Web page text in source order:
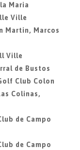
Maria
Ville
Martin, Marcos
Ville
de Bustos
Club Colon
Colinas,
de Campo
de Campo